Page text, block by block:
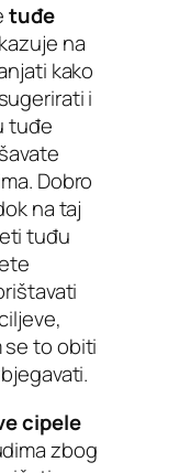
tuđe
na
kako
i
tuđe
Dobro
na taj
tuđu
se to obiti
cipele
zbog